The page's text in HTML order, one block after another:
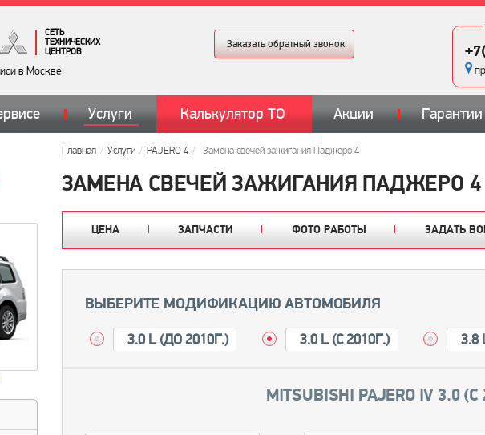
СЕТЬ
ТЕХНИЧЕСКИХ
ЦЕНТРОВ
в Москве
Заказать обратный звонок
Услуги Калькулятор ТО Акции Гарантии
Главная Услуги PAJERO 4 Замена свечей зажигания Паджеро 4
ЗАМЕНА СВЕЧЕЙ ЗАЖИГАНИЯ ПАДЖЕРО 4
ЦЕНА ЗАПЧАСТИ ФОТО РАБОТЫ ЗАДАТЬ
ВЫБЕРИТЕ МОДИФИКАЦИЮ АВТОМОБИЛЯ
3.0 L (ДО 2010Г.) 3.0 L (С 2010Г.) 3.8
MITSUBISHI PAJERO IV 3.0